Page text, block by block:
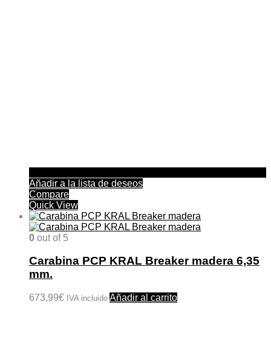
Añadir a la lista de deseos
Compare
Quick View
0 out of 5
Carabina PCP KRAL Breaker madera 6,35
mm.
673,99€ IVA incluido Añadir al carrito